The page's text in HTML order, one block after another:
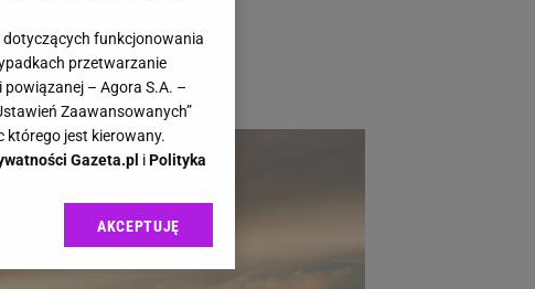
zapalają się
spacer potrafi
dotyczących funkcjonowania
przetwarzanie
– Agora S.A. –
Zaawansowanych”
którego jest kierowany.
Gazeta.pl iPolityka
sp. z o.o., jej
AKCEPTUJĘ